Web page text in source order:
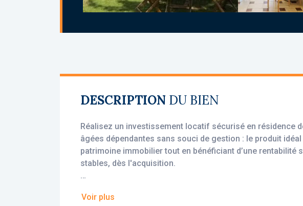
DESCRIPTION DU BIEN
Réalisez un investissement locatif sécurisé en résidence
âgées dépendantes sans souci de gestion : le produit
patrimoine immobilier tout en bénéficiant d’une rentabilité
stables, dès l'acquisition.
• Rentabilité : 7.42%
Voir plus